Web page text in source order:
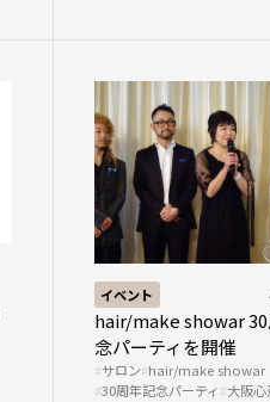
イベント
hair/make showar
念パーティを開催
サロン hair/make showar
30周年記念パーティ 大阪心